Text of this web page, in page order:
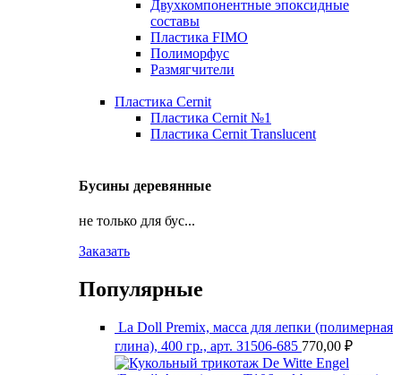
Двухкомпонентные эпоксидные
составы
Пластика FIMO
Полиморфус
Размягчители
Пластика Cernit
Пластика Cernit №1
Пластика Cernit Translucent
Бусины деревянные
не только для бус...
Заказать
Популярные
La Doll Premix, масса для лепки (полимерная
глина), 400 гр., арт. З1506-685 770,00 ₽